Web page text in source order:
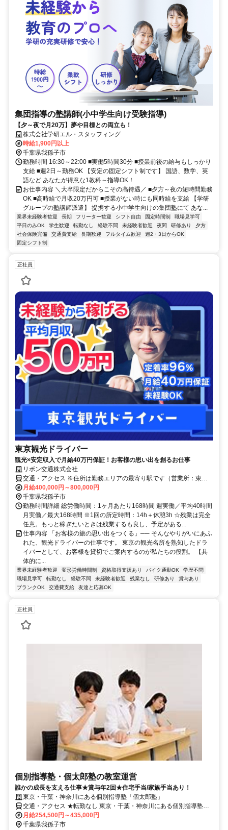
集団指導の塾講師(小中学生向け受験指導)
【夕～夜で月20万】夢や目標との両立も！
株式会社学研エル・スタッフィング
時給1,900円以上
千葉県我孫子市
勤務時間 16:30～22:00 ■実働5時間30分 ■授業前後の給与もしっかり
支給 ■週2日～勤務OK 【安定の固定シフト制です】 国語、数学、英
語など あなたが得意な1教科～指導OK！
お仕事内容 ＼大卒限定だからこその高待遇／ ■夕方～夜の短時間勤務
OK ■高時給で月収20万円可 ■授業がない時にも同時給を支給 【学研
グループの塾講師派遣】 提携する小中学生向けの集団塾にて あな...
業界未経験者歓迎 長期 フリーター歓迎 シフト自由 固定時間制
職場見学可
平日のみOK
学生歓迎 転勤なし 経験不問 未経験者歓迎 夜間 研修あり
夕方
社会保険完備
交通費支給 長期歓迎 フルタイム歓迎
週2・3日からOK
固定シフト制
正社員
東京観光ドライバー
観光×安定収入で月給40万円保証！お客様の思い出を創るお仕事
リボン交通株式会社
交通・アクセス ※住所は勤務エリアの最寄り駅です（営業所：東京
都江東区千石1-9-8）
月給400,000円～800,000円
千葉県我孫子市
勤務時間詳細 総労働時間：1ヶ月あたり168時間 週実働／平均40時間
月実働／最大168時間 ※1回の所定時間：14h＋休憩3h ☆残業は完全
任意。もっと稼ぎたいときは残業するも良し、予定がある...
仕事内容 「お客様の旅の思い出をつくる」── そんなやりがいにあふ
れた、観光ドライバーの仕事です。 東京の観光名所を熟知したドラ
イバーとして、お客様を貸切でご案内するのが私たちの役割。 【具
体的に...
業界未経験者歓迎 変形労働時間制 資格取得支援あり バイク通勤OK
学歴不問
職場見学可
転勤なし 経験不問 未経験者歓迎 残業なし 研修あり
賞与あり
ブランクOK
交通費支給 友達と応募OK
正社員
個別指導塾・個太郎塾の教室運営
誰かの成長を支える仕事★賞与年2回★住宅手当/家族手当あり！
東京・千葉・神奈川にある個別指導塾「個太郎塾」
交通・アクセス ★転勤なし 東京・千葉・神奈川にある個別指導塾
「個太郎塾」
月給254,500円～435,000円
千葉県我孫子市